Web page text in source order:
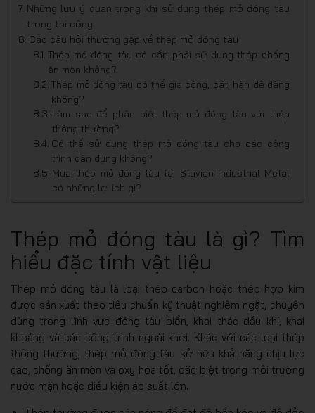
Những lưu ý quan trọng khi sử dụng thép mỏ đóng tàu
trong thi công
Các câu hỏi thường gặp về thép mỏ đóng tàu
Thép mỏ đóng tàu có cần phải sử dụng thép chống
ăn mòn không?
Thép mỏ đóng tàu có thể gia công, cắt, hàn dễ dàng
không?
Làm sao để phân biệt thép mỏ đóng tàu với thép
thông thường?
Có thể sử dụng thép mỏ đóng tàu cho các công
trình dân dụng không?
Mua thép mỏ đóng tàu tại Stavian Industrial Metal
có những lợi ích gì?
Thép mỏ đóng tàu là gì? Tìm
hiểu đặc tính vật liệu
Thép mỏ đóng tàu là loại thép carbon hoặc thép hợp kim
được sản xuất theo tiêu chuẩn kỹ thuật nghiêm ngặt, chuyên
dùng trong lĩnh vực đóng tàu biển, khai thác dầu khí, khai
khoáng và các công trình ngoài khơi. Khác với các loại thép
thông thường, thép mỏ đóng tàu sở hữu khả năng chịu lực
cao, chống ăn mòn và oxy hóa tốt, đặc biệt trong môi trường
nước mặn hoặc điều kiện áp suất lớn.